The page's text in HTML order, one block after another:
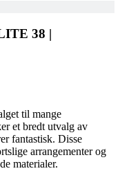
38 |
til mange
et bredt utvalg av
fantastisk. Disse
arrangementer og
materialer.